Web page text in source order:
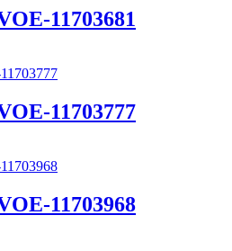
11703681
11703777
11703968